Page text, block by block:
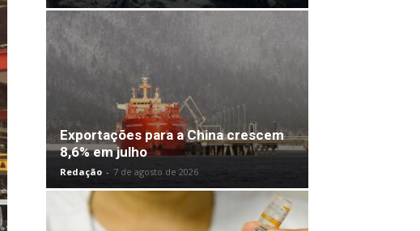
Exportações para a China crescem
8,6% em julho
Redação - 7 de agosto de 2026